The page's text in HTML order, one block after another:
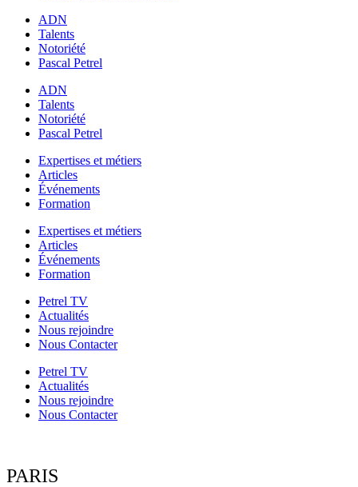
ADN
Talents
Notoriété
Pascal Petrel
ADN
Talents
Notoriété
Pascal Petrel
Expertises et métiers
Articles
Événements
Formation
Expertises et métiers
Articles
Événements
Formation
Petrel TV
Actualités
Nous rejoindre
Nous Contacter
Petrel TV
Actualités
Nous rejoindre
Nous Contacter
PARIS